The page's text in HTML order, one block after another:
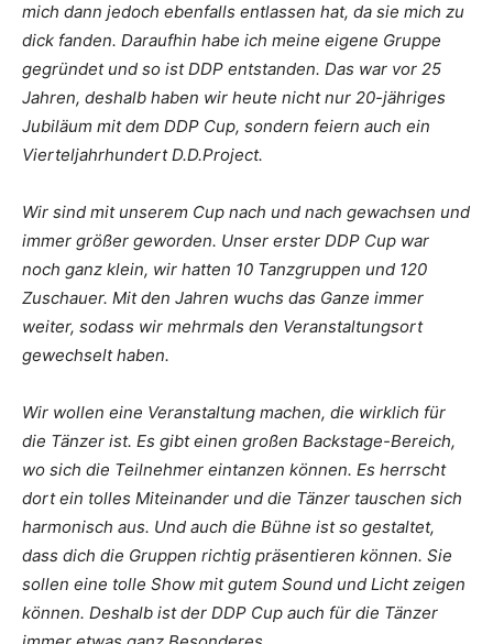
mich dann jedoch ebenfalls entlassen hat, da sie mich zu
dick fanden. Daraufhin habe ich meine eigene Gruppe
gegründet und so ist DDP entstanden. Das war vor 25
Jahren, deshalb haben wir heute nicht nur 20-jähriges
Jubiläum mit dem DDP Cup, sondern feiern auch ein
Vierteljahrhundert D.D.Project.
Wir sind mit unserem Cup nach und nach gewachsen und
immer größer geworden. Unser erster DDP Cup war
noch ganz klein, wir hatten 10 Tanzgruppen und 120
Zuschauer. Mit den Jahren wuchs das Ganze immer
weiter, sodass wir mehrmals den Veranstaltungsort
gewechselt haben.
Wir wollen eine Veranstaltung machen, die wirklich für
die Tänzer ist. Es gibt einen großen Backstage-Bereich,
wo sich die Teilnehmer eintanzen können. Es herrscht
dort ein tolles Miteinander und die Tänzer tauschen sich
harmonisch aus. Und auch die Bühne ist so gestaltet,
dass dich die Gruppen richtig präsentieren können. Sie
sollen eine tolle Show mit gutem Sound und Licht zeigen
können. Deshalb ist der DDP Cup auch für die Tänzer